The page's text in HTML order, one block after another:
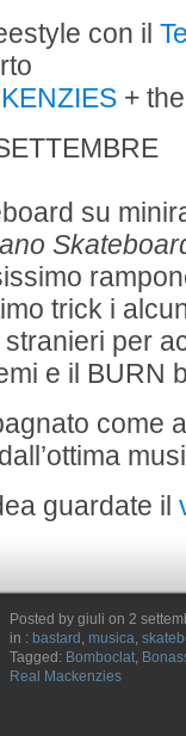
con il
+
su
trick i
per
e il BURN
come
guardate il
Posted by giuli on 2
in : bastard musica
Tagged: Bomboclat
Real Mackenzies